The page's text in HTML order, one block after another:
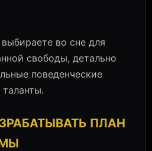
во сне для
свободы, детально
поведенческие
ПЛАН